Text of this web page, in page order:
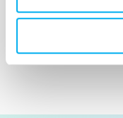
Daim, DPO